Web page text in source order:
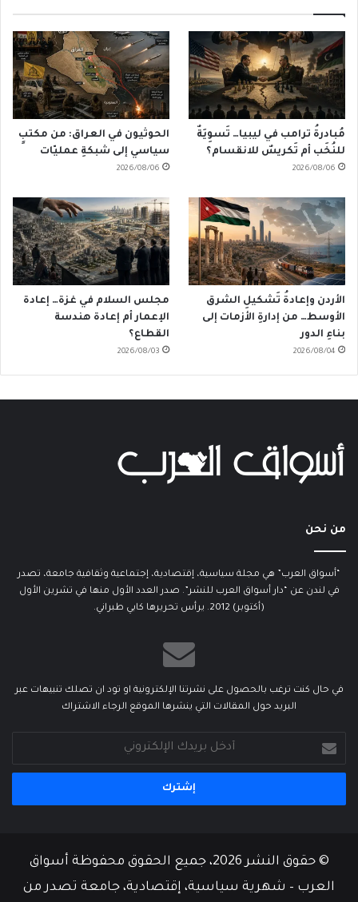
مُبادرةُ ترامب في ليبيا… تَسوِيَةٌ
للنُخَب أم تَكريسٌ للانقسام؟
2026/08/06
الحوثيون في العراق: من مكتبٍ
سياسي إلى شبكةِ عمليّات
2026/08/06
الأردن وإعادةُ تَشكيلِ الشرق
الأوسط… من إدارةِ الأزمات إلى
بناءِ الدور
2026/08/04
مجلس السلام في غزة… إعادة
الإعمار أم إعادة هندسة
القطاع؟
2026/08/03
من نحن
“أسواق العرب” هي مجلة سياسية، إقتصادية، إجتماعية وثقافية جامعة، تصدر
في لندن عن “دار أسواق العرب للنشر”. صدر العدد الأول منها في تشرين الأول
(أكتوبر) 2012. يرأس تحريرها كابي طبراني.
في حال كنت ترغب بالحصول على نشرتنا الإلكترونية او تود ان تصلك تنبيهات عبر
البريد حول المقالات التي ينشرها الموقع الرجاء الاشتراك
بريدك
الإلكتروني
© حقوق النشر 2026، جميع الحقوق محفوظة أسواق
العرب – شهرية سياسية، إقتصادية، جامعة تصدر من